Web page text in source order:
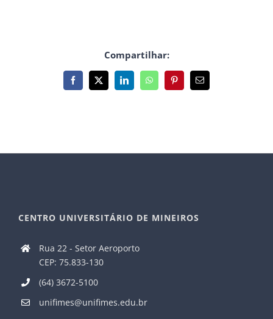
Compartilhar:
Facebook
X LinkedInWhatsAppPinterest
E-
mail
CENTRO UNIVERSITÁRIO DE MINEIROS
Rua 22 - Setor Aeroporto
CEP: 75.833-130
(64) 3672-5100
unifimes@unifimes.edu.br